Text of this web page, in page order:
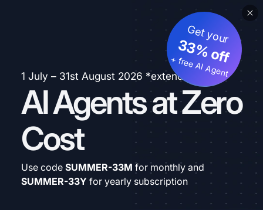
1 July – 31st August 2026 *extended
AI Agents at Zero
Cost
Get your
33% off
+ free AI Agent
Use code SUMMER-33M for monthly and
SUMMER-33Y for yearly subscription